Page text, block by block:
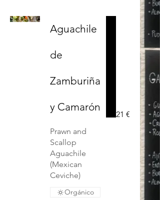
Aguachile
de
Zamburiña
y Camarón
Prawn and
Scallop
Aguachile
(Mexican
Ceviche)
21 €
Orgánico